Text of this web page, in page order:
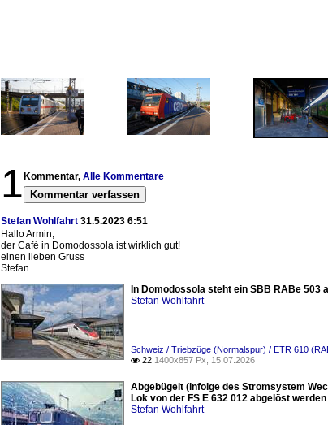
1 Kommentar, Alle Kommentare
Kommentar verfassen
Stefan Wohlfahrt 31.5.2023 6:51
Hallo Armin,
der Café in Domodossola ist wirklich gut!
einen lieben Gruss
Stefan
In Domodossola steht ein SBB RABe 503
Stefan Wohlfahrt
Schweiz / Triebzüge (Normalspur) / ETR 610
 22 1400x857 Px, 15.07.2026
Abgebügelt (infolge des Stromsystem
Lok von der FS E 632 012 abgelöst
Stefan Wohlfahrt